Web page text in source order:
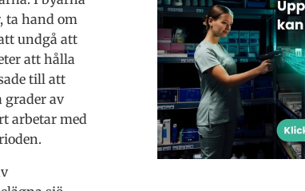
ta hand om
undgå att
att hålla
till att
grader av
arbetar med